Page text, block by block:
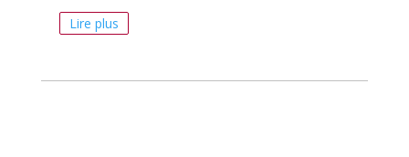
Lire plus